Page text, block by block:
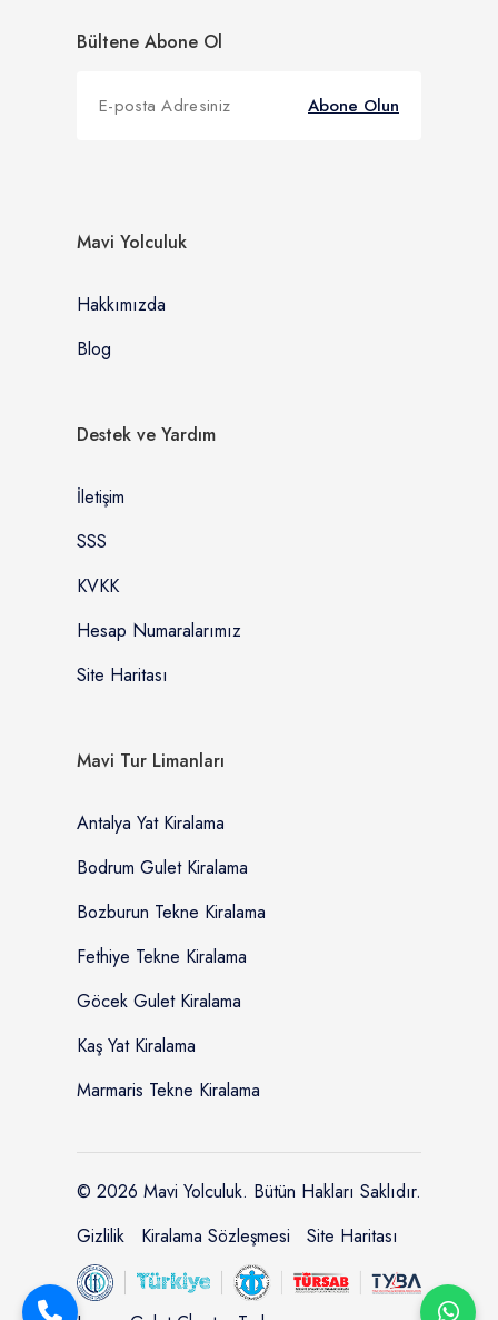
Bültene Abone Ol
Abone Olun
Mavi Yolculuk
Hakkımızda
Blog
Destek ve Yardım
İletişim
SSS
KVKK
Hesap Numaralarımız
Site Haritası
Mavi Tur Limanları
Antalya Yat Kiralama
Bodrum Gulet Kiralama
Bozburun Tekne Kiralama
Fethiye Tekne Kiralama
Göcek Gulet Kiralama
Kaş Yat Kiralama
Marmaris Tekne Kiralama
© 2026 Mavi Yolculuk. Bütün Hakları Saklıdır.
Gizlilik
Kiralama Sözleşmesi Site Haritası